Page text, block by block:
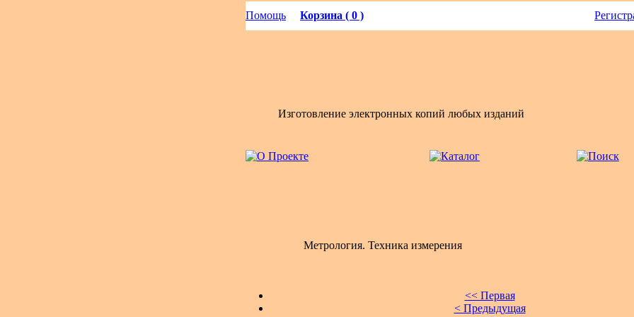
Помощь Корзина ( 0 )
Изготовление электронных копий любых изданий
Метрология. Техника измерения
<< Первая
< Предыдущая